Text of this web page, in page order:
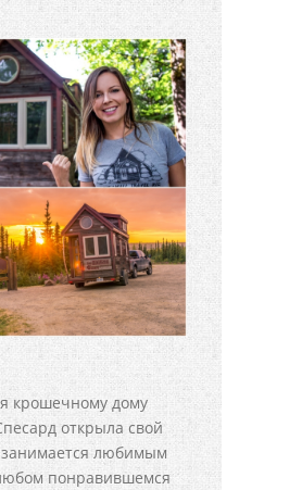
крошечному дому
открыла свой
занимается любимым
понравившемся